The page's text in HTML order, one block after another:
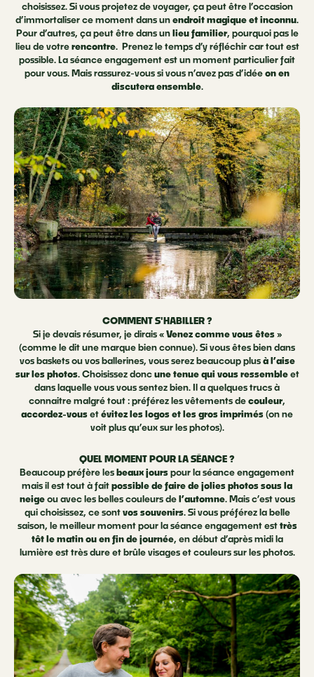
choisissez. Si vous projetez de voyager, ça peut être l’occasion
d’immortaliser ce moment dans unendroit magique et inconnu.
Pour d’autres, ça peut être dans unlieu familier, pourquoi pas le
lieu de votrerencontre. Prenez le temps d’y réfléchir car tout est
possible. La séance engagement est un moment particulier fait
pour vous. Mais rassurez-vous si vous n’avez pas d’idéeon en
discutera ensemble.
COMMENT S'HABILLER ?
Si je devais résumer, je dirais «Venez comme vous êtes»
(comme le dit une marque bien connue). Si vous êtes bien dans
vos baskets ou vos ballerines, vous serez beaucoup plusà l’aise
sur les photos. Choisissez doncune tenue qui vous ressembleet
dans laquelle vous vous sentez bien. Il a quelques trucs à
connaitre malgré tout : préférez les vêtements decouleur,
accordez-vousetévitez les logos et les gros imprimés(on ne
voit plus qu’eux sur les photos).
QUEL MOMENT POUR LA SÉANCE ?
Beaucoup préfère lesbeaux jourspour la séance engagement
mais il est tout à faitpossible de faire de jolies photos sous la
neigeou avec les belles couleurs del’automne. Mais c’est vous
qui choisissez, ce sontvos souvenirs. Si vous préférez la belle
saison, le meilleur moment pour la séance engagement esttrès
tôt le matin ou en fin de journée, en début d’après midi la
lumière est très dure et brûle visages et couleurs sur les photos.